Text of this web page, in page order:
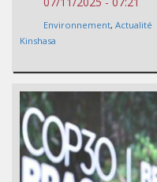
Environnement, Actualité
Kinshasa